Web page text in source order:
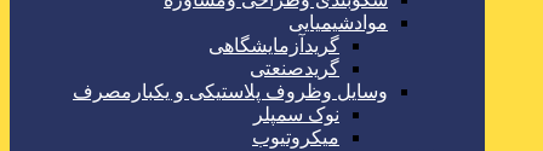
موادشیمیایی
گریدآزمایشگاهی
گریدصنعتی
وسایل وظروف پلاستیکی و یکبارمصرف
نوک سمپلر
میکروتیوب